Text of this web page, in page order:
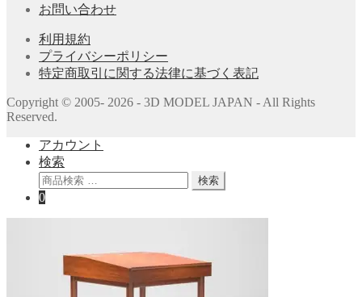
お問い合わせ
利用規約
プライバシーポリシー
特定商取引に関する法律に基づく表記
Copyright © 2005- 2026 - 3D MODEL JAPAN - All Rights
Reserved.
アカウント
検索
検
索
検索
0